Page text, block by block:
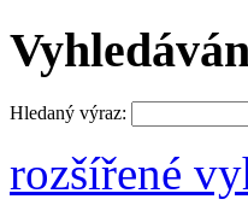
Hledaný výraz:
rozšířené